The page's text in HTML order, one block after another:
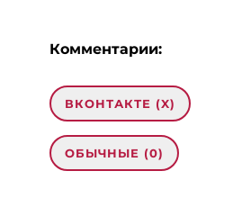
Комментарии:
ВКОНТАКТЕ (X)
ОБЫЧНЫЕ (0)